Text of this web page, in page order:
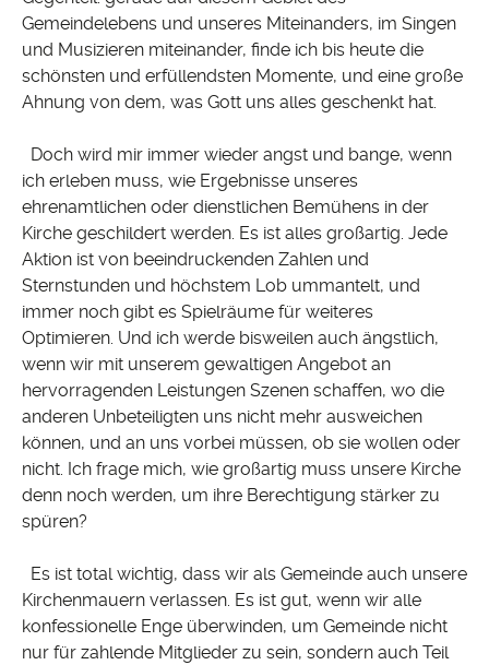
Gemeindelebens und unseres Miteinanders, im Singen
und Musizieren miteinander, finde ich bis heute die
schönsten und erfüllendsten Momente, und eine große
Ahnung von dem, was Gott uns alles geschenkt hat.
Doch wird mir immer wieder angst und bange, wenn
ich erleben muss, wie Ergebnisse unseres
ehrenamtlichen oder dienstlichen Bemühens in der
Kirche geschildert werden. Es ist alles großartig. Jede
Aktion ist von beeindruckenden Zahlen und
Sternstunden und höchstem Lob ummantelt, und
immer noch gibt es Spielräume für weiteres
Optimieren. Und ich werde bisweilen auch ängstlich,
wenn wir mit unserem gewaltigen Angebot an
hervorragenden Leistungen Szenen schaffen, wo die
anderen Unbeteiligten uns nicht mehr ausweichen
können, und an uns vorbei müssen, ob sie wollen oder
nicht. Ich frage mich, wie großartig muss unsere Kirche
denn noch werden, um ihre Berechtigung stärker zu
spüren?
Es ist total wichtig, dass wir als Gemeinde auch unsere
Kirchenmauern verlassen. Es ist gut, wenn wir alle
konfessionelle Enge überwinden, um Gemeinde nicht
nur für zahlende Mitglieder zu sein, sondern auch Teil